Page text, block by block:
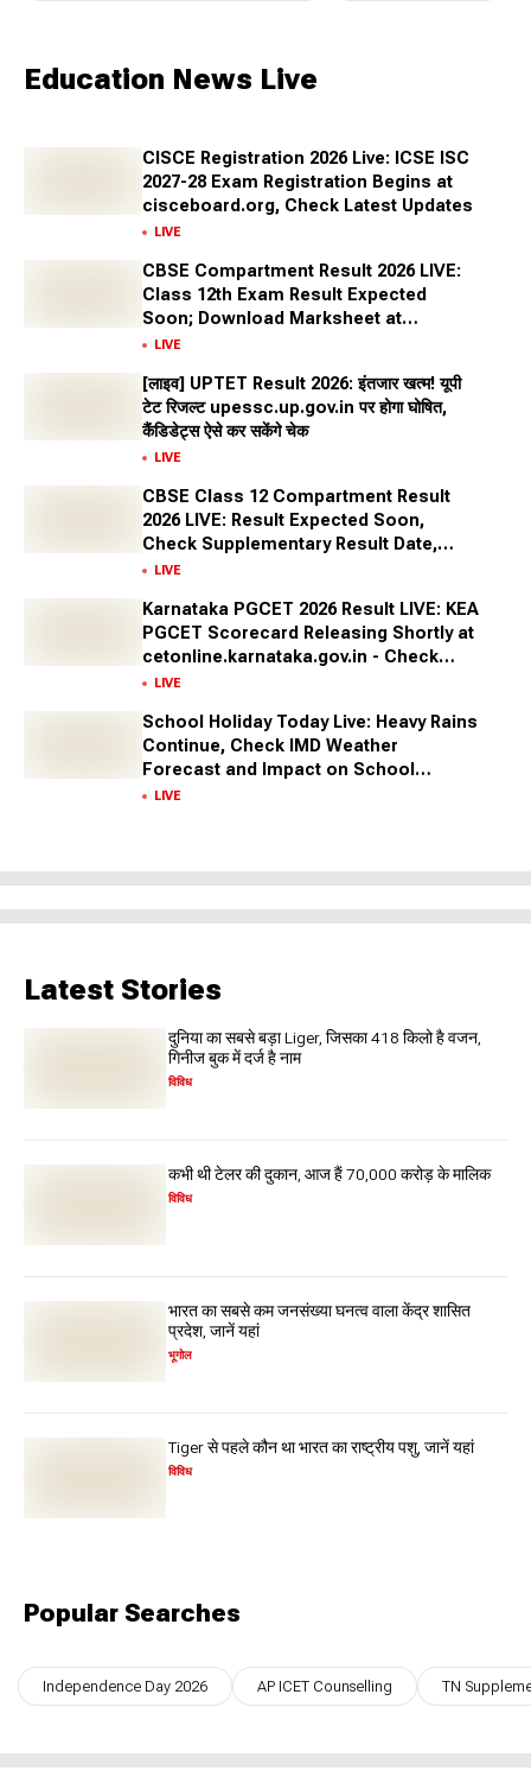
Education News Live
CISCE Registration 2026 Live: ICSE ISC
2027-28 Exam Registration Begins at
cisceboard.org, Check Latest Updates
LIVE
CBSE Compartment Result 2026 LIVE:
Class 12th Exam Result Expected
Soon; Download Marksheet at
cbseresults.nic.in, Digilocker
LIVE
[लाइव] UPTET Result 2026: इंतजार खत्म! यूपी
टेट रिजल्ट upessc.up.gov.in पर होगा घोषित,
कैंडिडेट्स ऐसे कर सकेंगे चेक
LIVE
CBSE Class 12 Compartment Result
2026 LIVE: Result Expected Soon,
Check Supplementary Result Date,
Marksheet Direct Link at cbse.gov.in
LIVE
Karnataka PGCET 2026 Result LIVE: KEA
PGCET Scorecard Releasing Shortly at
cetonline.karnataka.gov.in - Check
Expected Date and More
LIVE
School Holiday Today Live: Heavy Rains
Continue, Check IMD Weather
Forecast and Impact on School
Closures Across States
LIVE
Latest Stories
दुनिया का सबसे बड़ा Liger, जिसका 418 किलो है वजन,
गिनीज बुक में दर्ज है नाम
विविध
कभी थी टेलर की दुकान, आज हैं 70,000 करोड़ के मालिक
विविध
भारत का सबसे कम जनसंख्या घनत्व वाला केंद्र शासित
प्रदेश, जानें यहां
भूगोल
Tiger से पहले कौन था भारत का राष्ट्रीय पशु, जानें यहां
विविध
Popular Searches
Independence Day 2026 AP ICET Counselling TN